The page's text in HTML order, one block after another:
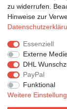
zu widerrufen.
Hinweise zur
Essenziell
Externe
DHL
PayPal
Funktional
Weitere